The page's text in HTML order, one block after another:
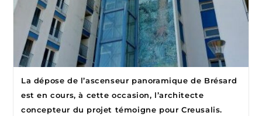
La dépose de l’ascenseur panoramique de Brésard
est en cours, à cette occasion, l’architecte
concepteur du projet témoigne pour Creusalis.